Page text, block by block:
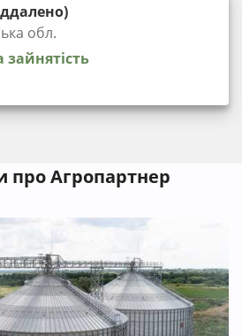
обл.
про Агропартнер